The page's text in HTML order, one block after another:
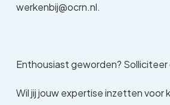
werkenbij@ocrn.nl.
Enthousiast geworden?
Wil jij jouw expertise inzetten voor